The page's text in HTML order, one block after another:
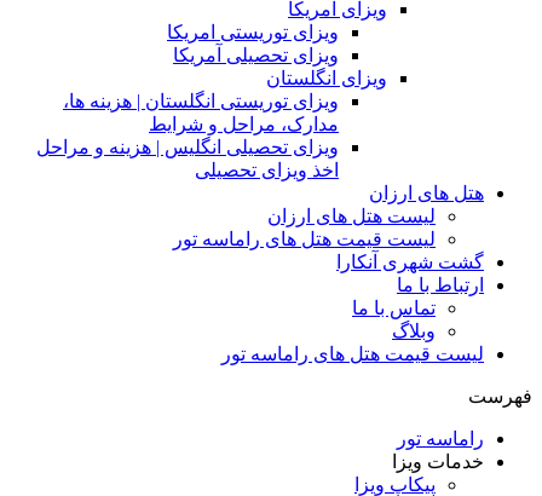
ویزای آمریکا
ویزای توریستی امریکا
ویزای تحصیلی آمریکا
ویزای انگلستان
ویزای توریستی انگلستان | هزینه ها،
مدارک، مراحل و شرایط
ویزای تحصیلی انگلیس | هزینه و مراحل
اخذ ویزای تحصیلی
هتل های ارزان
لیست هتل های ارزان
لیست قیمت هتل های راماسه تور
گشت شهری آنکارا
ارتباط با ما
تماس با ما
وبلاگ
لیست قیمت هتل های راماسه تور
فهرست
راماسه تور
خدمات ویزا
پیکاپ ویزا